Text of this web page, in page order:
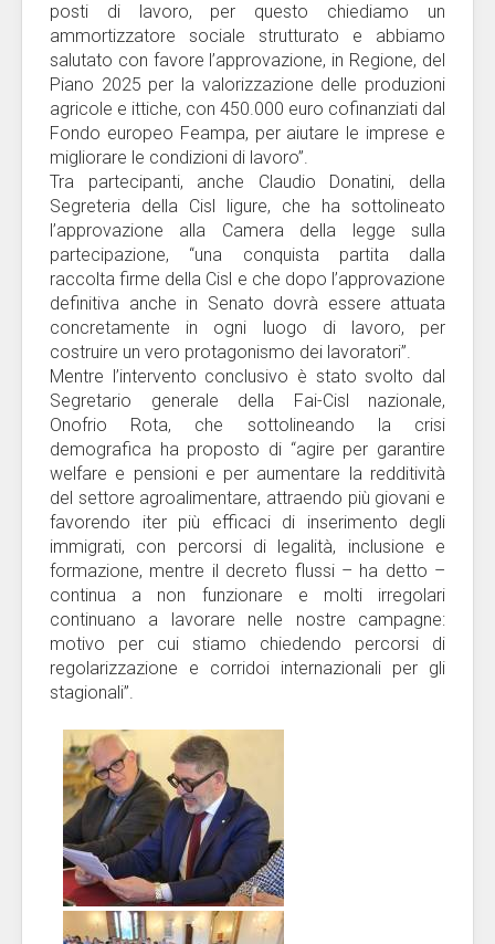
posti di lavoro, per questo chiediamo un
ammortizzatore sociale strutturato e abbiamo
salutato con favore l’approvazione, in Regione, del
Piano 2025 per la valorizzazione delle produzioni
agricole e ittiche, con 450.000 euro cofinanziati dal
Fondo europeo Feampa, per aiutare le imprese e
migliorare le condizioni di lavoro”.
Tra partecipanti, anche Claudio Donatini, della
Segreteria della Cisl ligure, che ha sottolineato
l’approvazione alla Camera della legge sulla
partecipazione, “una conquista partita dalla
raccolta firme della Cisl e che dopo l’approvazione
definitiva anche in Senato dovrà essere attuata
concretamente in ogni luogo di lavoro, per
costruire un vero protagonismo dei lavoratori”.
Mentre l’intervento conclusivo è stato svolto dal
Segretario generale della Fai-Cisl nazionale,
Onofrio Rota, che sottolineando la crisi
demografica ha proposto di “agire per garantire
welfare e pensioni e per aumentare la redditività
del settore agroalimentare, attraendo più giovani e
favorendo iter più efficaci di inserimento degli
immigrati, con percorsi di legalità, inclusione e
formazione, mentre il decreto flussi – ha detto –
continua a non funzionare e molti irregolari
continuano a lavorare nelle nostre campagne:
motivo per cui stiamo chiedendo percorsi di
regolarizzazione e corridoi internazionali per gli
stagionali”.